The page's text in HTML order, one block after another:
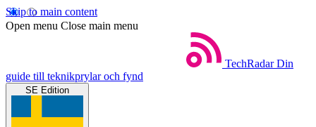
Skip to main content
Open menu Close main menu
TechRadar Din
guide till teknikprylar och fynd
SE Edition